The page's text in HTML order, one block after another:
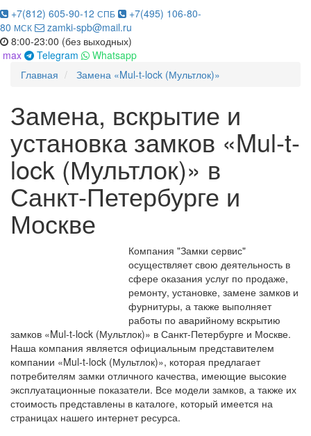
+7(812) 605-90-12 СПБ
+7(495) 106-80-
80 МСК
zamki-spb@mail.ru
8:00-23:00 (без выходных)
max
Telegram
Whatsapp
Главная
Замена «Mul-t-lock (Мультлок)»
Замена, вскрытие и
установка замков «Mul-t-
lock (Мультлок)» в
Санкт-Петербурге и
Москве
Компания "Замки сервис"
осуществляет свою деятельность в
сфере оказания услуг по продаже,
ремонту, установке, замене замков и
фурнитуры, а также выполняет
работы по аварийному вскрытию
замков «Mul-t-lock (Мультлок)» в Санкт-Петербурге и Москве.
Наша компания является официальным представителем
компании «Mul-t-lock (Мультлок)», которая предлагает
потребителям замки отличного качества, имеющие высокие
эксплуатационные показатели. Все модели замков, а также их
стоимость представлены в каталоге, который имеется на
страницах нашего интернет ресурса.